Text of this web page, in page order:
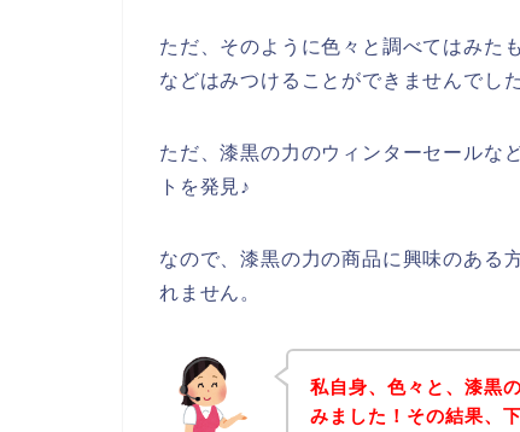
ただ、そのように色々と調べてはみた
などはみつけることができませんでした
ただ、漆黒の力のウィンターセールな
トを発見♪
なので、漆黒の力の商品に興味のある
れません。
私自身、色々と、漆黒
みました！その結果、